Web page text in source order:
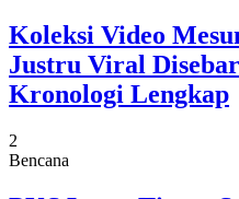
Koleksi Video
Justru Viral
Kronologi Lengkap
2
Bencana